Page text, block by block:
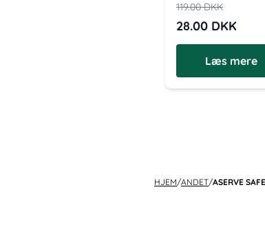
119.00DKK
28.00 DKK
Læs mere
HJEM/ANDET/ASERVE